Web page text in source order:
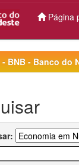
Página
- BNB - Banco do